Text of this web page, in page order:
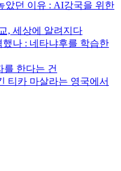
았던 이유 : AI강국을 위한
, 세상에 알려지다
나 : 네타냐후를 학습한
한다는 건
티카 마살라는 영국에서